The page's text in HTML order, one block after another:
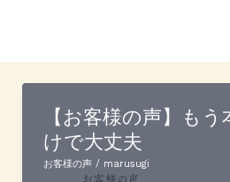
を
【お客様の声】も
けで大丈夫
お客様の声/ marusugi